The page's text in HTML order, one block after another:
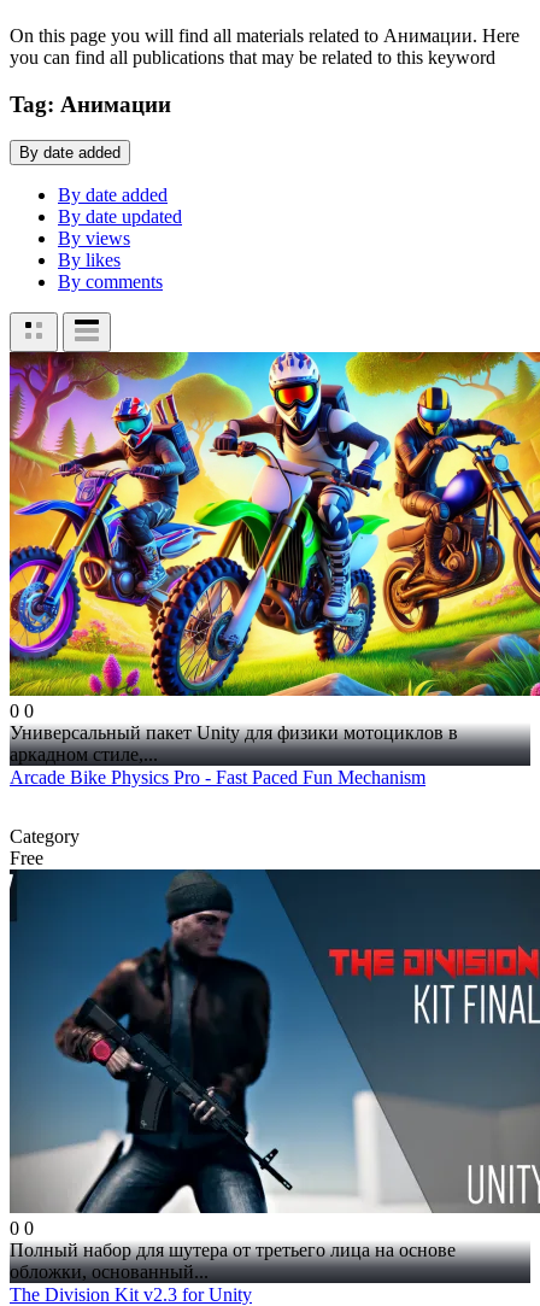
On this page you will find all materials related to Анимации. Here
you can find all publications that may be related to this keyword
Tag: Анимации
By date added
By date added
By date updated
By views
By likes
By comments
0 0
Универсальный пакет Unity для физики мотоциклов в
аркадном стиле,...
Arcade Bike Physics Pro - Fast Paced Fun Mechanism
Category
Free
0 0
Полный набор для шутера от третьего лица на основе
обложки, основанный...
The Division Kit v2.3 for Unity